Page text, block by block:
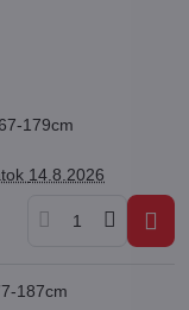
179cm
14.8.2026
187cm